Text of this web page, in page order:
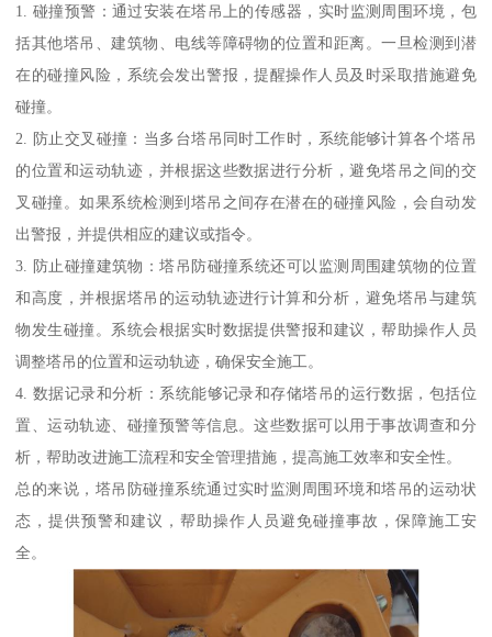
1. 碰撞预警：通过安装在塔吊上的传感器，实时监测周围环境，包
括其他塔吊、建筑物、电线等障碍物的位置和距离。一旦检测到潜
在的碰撞风险，系统会发出警报，提醒操作人员及时采取措施避免
碰撞。
2. 防止交叉碰撞：当多台塔吊同时工作时，系统能够计算各个塔吊
的位置和运动轨迹，并根据这些数据进行分析，避免塔吊之间的交
叉碰撞。如果系统检测到塔吊之间存在潜在的碰撞风险，会自动发
出警报，并提供相应的建议或指令。
3. 防止碰撞建筑物：塔吊防碰撞系统还可以监测周围建筑物的位置
和高度，并根据塔吊的运动轨迹进行计算和分析，避免塔吊与建筑
物发生碰撞。系统会根据实时数据提供警报和建议，帮助操作人员
调整塔吊的位置和运动轨迹，确保安全施工。
4. 数据记录和分析：系统能够记录和存储塔吊的运行数据，包括位
置、运动轨迹、碰撞预警等信息。这些数据可以用于事故调查和分
析，帮助改进施工流程和安全管理措施，提高施工效率和安全性。
总的来说，塔吊防碰撞系统通过实时监测周围环境和塔吊的运动状
态，提供预警和建议，帮助操作人员避免碰撞事故，保障施工安
全。